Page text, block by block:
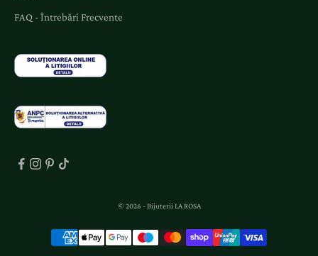
FAQ - Întrebări Frecvente
© 2026 - Bijuterii LA ROSA